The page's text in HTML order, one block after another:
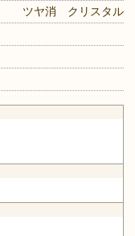
ツヤ消 クリスタル